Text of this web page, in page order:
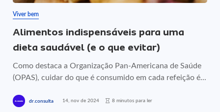
Viver bem
Alimentos indispensáveis para uma
dieta saudável (e o que evitar)
Como destaca a Organização Pan-Americana de Saúde
(OPAS), cuidar do que é consumido em cada refeição é...
dr.consulta 14, nov de 2024 8 minutos para ler